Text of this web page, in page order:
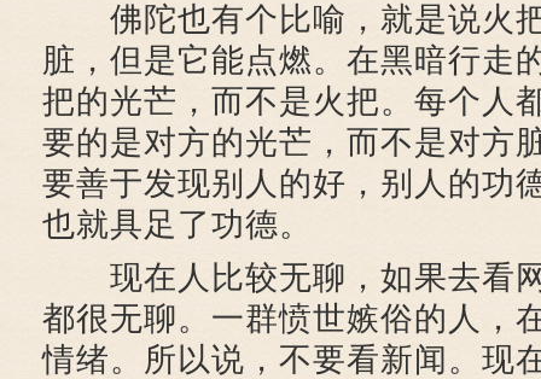
佛陀也有个比喻，就是说火
脏，但是它能点燃。在黑暗行走
把的光芒，而不是火把。每个人
要的是对方的光芒，而不是对方
要善于发现别人的好，别人的功
也就具足了功德。
现在人比较无聊，如果去看
都很无聊。一群愤世嫉俗的人，
情绪。所以说，不要看新闻。现